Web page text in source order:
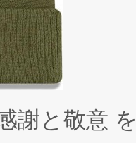
謝と敬意